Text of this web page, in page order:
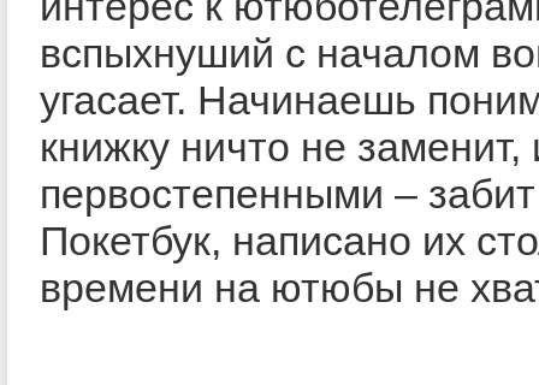
вспыхнуший с началом
угасает. Начинаешь
книжку ничто не заменит,
первостепенными –
Покетбук, написано их
времени на ютюбы не